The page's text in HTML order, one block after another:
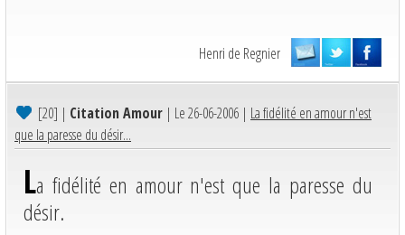
Henri de Regnier
[20] | Citation Amour | Le 26-06-2006 | La fidélité en amour n'est
que la paresse du désir...
La fidélité en amour n'est que la paresse du
désir.